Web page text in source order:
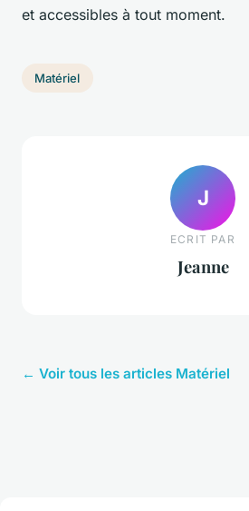
et accessibles à tout moment.
Matériel
J
ECRIT PAR
Jeanne
← Voir tous les articles Matériel